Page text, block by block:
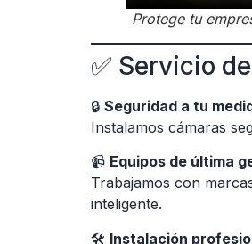
Protege tu
✅ Servicio
🔒 Seguridad a tu
Instalamos cámaras
📹 Equipos de última
Trabajamos con
inteligente.
🛠 Instalación